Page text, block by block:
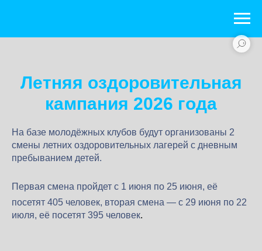
Летняя оздоровительная
кампания 2026 года
На базе молодёжных клубов будут организованы 2
смены летних оздоровительных лагерей с дневным
пребыванием детей.
Первая смена пройдет с 1 июня по 25 июня, её
посетят 405 человек, вторая смена — с 29 июня по 22
июля, её посетят 395 человек.